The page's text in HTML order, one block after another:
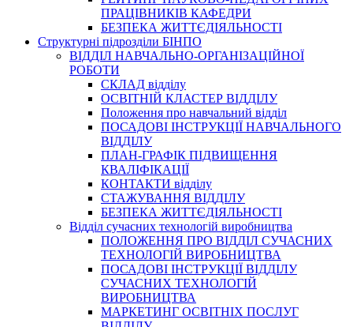
ПРАЦІВНИКІВ КАФЕДРИ
БЕЗПЕКА ЖИТТЄДІЯЛЬНОСТІ
Структурні підрозділи БІНПО
ВІДДІЛ НАВЧАЛЬНО-ОРГАНІЗАЦІЙНОЇ
РОБОТИ
СКЛАД відділу
ОСВІТНІЙ КЛАСТЕР ВІДДІЛУ
Положення про навчальний вiддiл
ПОСАДОВІ ІНСТРУКЦІЇ НАВЧАЛЬНОГО
ВІДДІЛУ
ПЛАН-ГРАФІК ПІДВИЩЕННЯ
КВАЛІФІКАЦІЇ
КОНТАКТИ відділу
СТАЖУВАННЯ ВІДДІЛУ
БЕЗПЕКА ЖИТТЄДІЯЛЬНОСТІ
Відділ сучасних технологій виробництва
ПОЛОЖЕННЯ ПРО ВІДДІЛ СУЧАСНИХ
ТЕХНОЛОГІЙ ВИРОБНИЦТВА
ПОСАДОВІ ІНСТРУКЦІЇ ВІДДІЛУ
СУЧАСНИХ ТЕХНОЛОГІЙ
ВИРОБНИЦТВА
МАРКЕТИНГ ОСВІТНІХ ПОСЛУГ